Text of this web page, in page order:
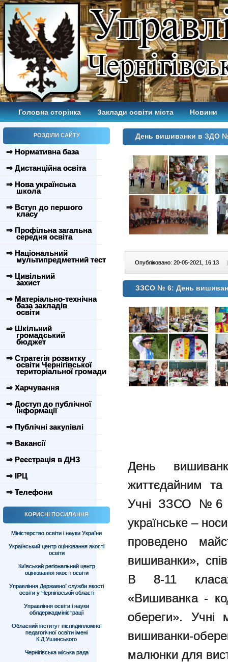
Головна сторінка Заклади освіти міста Новини
РОЗДІЛИ САЙТУ
⇒ Нормативна база
⇒ Дистанційна освіта
⇒ Нова українська
школа
⇒ Вступ до першого
класу
⇒ Профільна загальна
середня освіта
⇒ Національний
мультипредметний тест
⇒ Цивільний
захист
⇒ Матеріально-технічна
база закладів
освіти
⇒ Шкільний
громадський
бюджет
⇒ Стратегія розвитку
освіти Чернігівської
територіальної громади
⇒ Харчування
⇒ Доступ до публічної
інформації
⇒ Публічні закупівлі
⇒ Вакансії
⇒ Реєстрація в ДНЗ
⇒ ІРЦ
⇒ Телефони
КОРИСНІ ПОСИЛАННЯ
Міністерство освіти і науки України
Український центр оцінювання якості
освіти
Київський регіональний центр
оцінювання якості освіти
Управління Державної служби якості
освіти у Чернігівській області
Управління освіти і науки
облдержадміністрації
Обласний інститут післядипломної
педагогічної освіти імені
К.Д.Ушинського
Чернігівська міська рада
День вишиванки в ЗДО
Опубліковано: 20-05-2021, 16:13 |
ЗЗСО № 6: День
День
життєдайним та
Учні ЗЗСО №6
українське –
проведено
вишиванки»,
В 8-11
«Вишиванка -
обереги».
вишиванки-
малюнки для